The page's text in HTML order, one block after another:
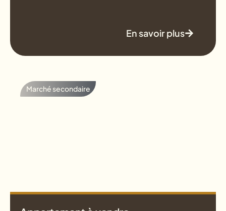
En savoir plus
Marché secondaire